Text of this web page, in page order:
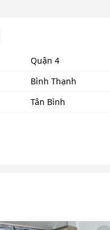
Quận 4
Bình Thạnh
Tân Bình